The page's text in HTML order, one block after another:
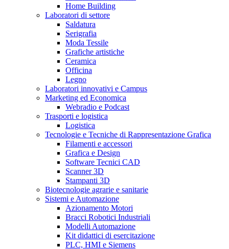
Home Building
Laboratori di settore
Saldatura
Serigrafia
Moda Tessile
Grafiche artistiche
Ceramica
Officina
Legno
Laboratori innovativi e Campus
Marketing ed Economica
Webradio e Podcast
Trasporti e logistica
Logistica
Tecnologie e Tecniche di Rappresentazione Grafica
Filamenti e accessori
Grafica e Design
Software Tecnici CAD
Scanner 3D
Stampanti 3D
Biotecnologie agrarie e sanitarie
Sistemi e Automazione
Azionamento Motori
Bracci Robotici Industriali
Modelli Automazione
Kit didattici di esercitazione
PLC, HMI e Siemens